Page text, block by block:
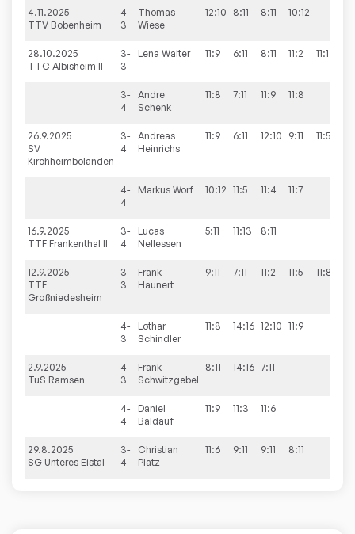
4.11.2025
TTV Bobenheim
4-
3
Thomas
Wiese
12:10 8:11 8:11 10:12
28.10.2025
TTC Albisheim II
3-
3
Lena Walter 11:9 6:11 8:11 11:2 11:1
3-
4
Andre
Schenk
11:8 7:11 11:9 11:8
26.9.2025
SV
Kirchheimbolanden
3-
4
Andreas
Heinrichs
11:9 6:11 12:10 9:11 11:5
4-
4
Markus Worf 10:12 11:5 11:4 11:7
16.9.2025
TTF Frankenthal II
3-
4
Lucas
Nellessen
5:11 11:13 8:11
12.9.2025
TTF
Großniedesheim
3-
3
Frank
Haunert
9:11 7:11 11:2 11:5 11:8
4-
3
Lothar
Schindler
11:8 14:16 12:10 11:9
2.9.2025
TuS Ramsen
4-
3
Frank
Schwitzgebel
8:11 14:16 7:11
4-
4
Daniel
Baldauf
11:9 11:3 11:6
29.8.2025
SG Unteres Eistal
3-
4
Christian
Platz
11:6 9:11 9:11 8:11